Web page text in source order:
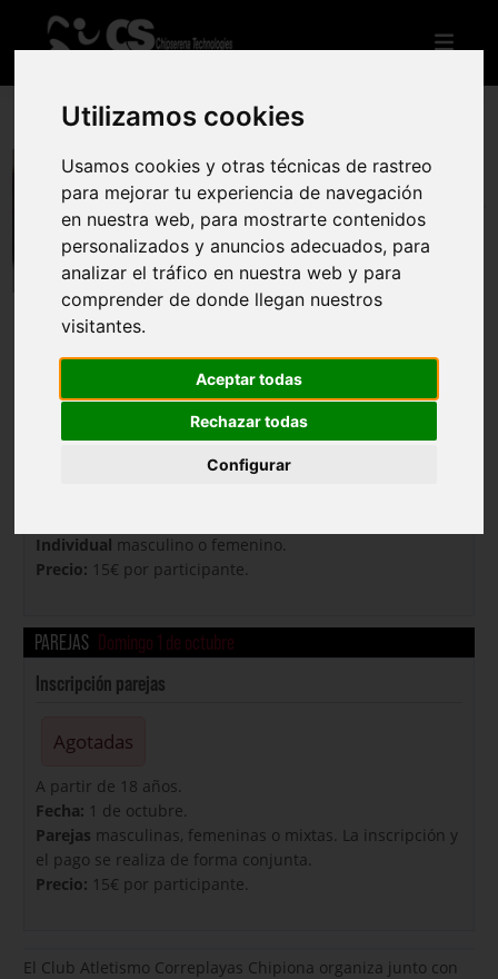
Utilizamos cookies
Usamos cookies y otras técnicas de rastreo
para mejorar tu experiencia de navegación
en nuestra web, para mostrarte contenidos
personalizados y anuncios adecuados, para
analizar el tráfico en nuestra web y para
comprender de donde llegan nuestros
visitantes.
Aceptar todas
Rechazar todas
Configurar
IV Carrera Vertical Faro de Chipiona
Reglamento Web oficial
INDIVIDUAL Domingo 1 de octubre
Inscripción individual
Individual masculino o femenino.
Precio: 15€ por participante.
PAREJAS Domingo 1 de octubre
Inscripción parejas
Agotadas
A partir de 18 años.
Fecha: 1 de octubre.
Parejas masculinas, femeninas o mixtas. La inscripción y
el pago se realiza de forma conjunta.
Precio: 15€ por participante.
El Club Atletismo Correplayas Chipiona organiza junto con